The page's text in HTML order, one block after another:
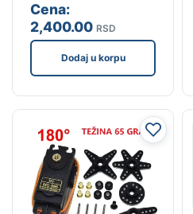
Cena:
2,400.00 RSD
Dodaj u korpu